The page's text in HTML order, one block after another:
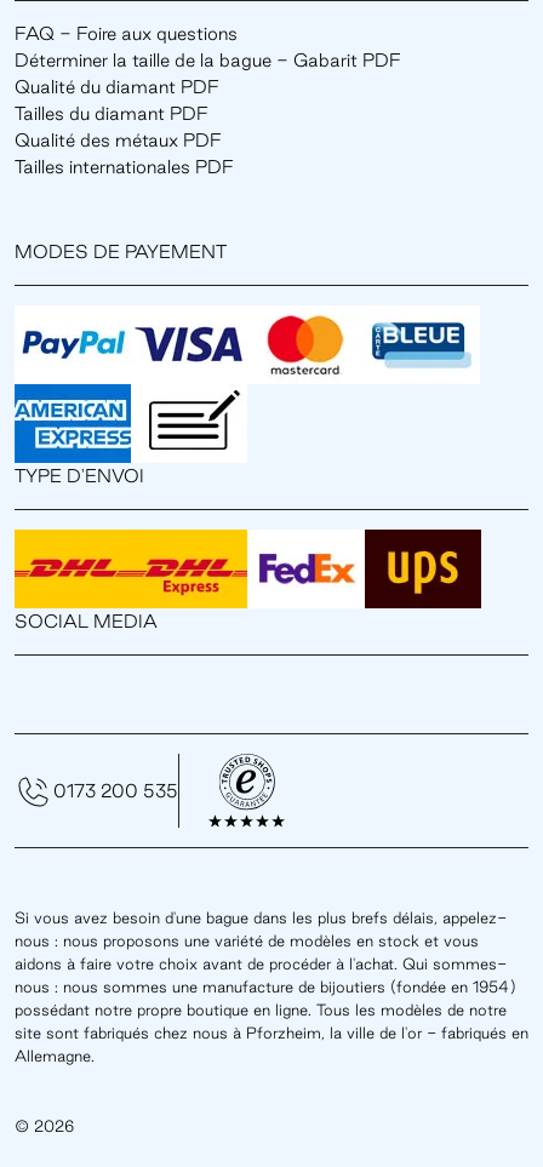
FAQ - Foire aux questions
Déterminer la taille de la bague - Gabarit PDF
Qualité du diamant PDF
Tailles du diamant PDF
Qualité des métaux PDF
Tailles internationales PDF
MODES DE PAYEMENT
TYPE D'ENVOI
SOCIAL MEDIA
Si vous avez besoin d'une bague dans les plus brefs délais, appelez-
nous : nous proposons une variété de modèles en stock et vous
aidons à faire votre choix avant de procéder à l'achat. Qui sommes-
nous : nous sommes une manufacture de bijoutiers (fondée en 1954)
possédant notre propre boutique en ligne. Tous les modèles de notre
site sont fabriqués chez nous à Pforzheim, la ville de l'or - fabriqués en
Allemagne.
© 2026
0173 200 535